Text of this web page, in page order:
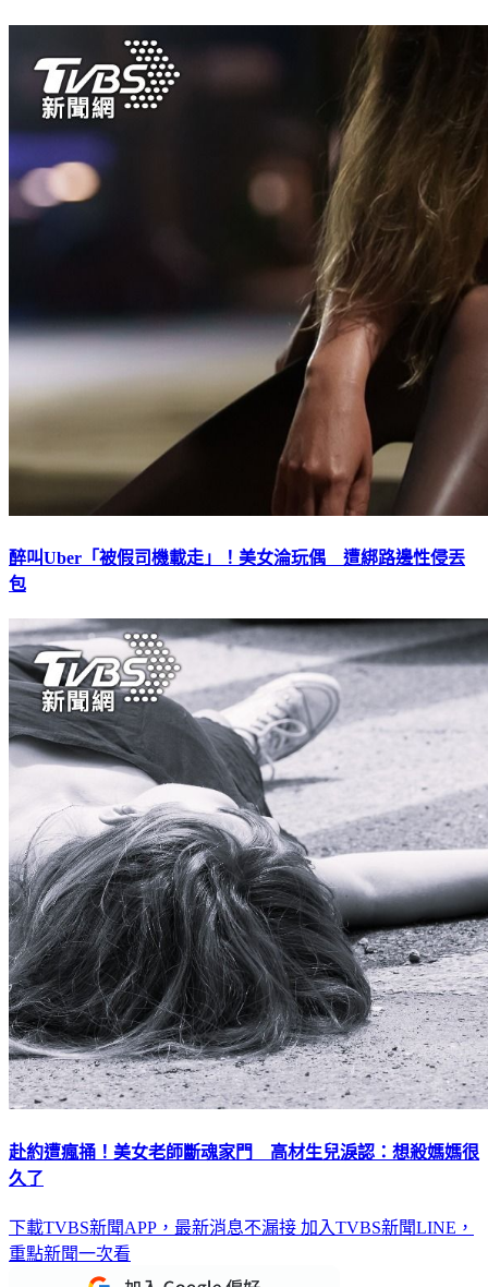
醉叫Uber「被假司機載走」！美女淪玩偶 遭綁路邊性侵丟
包
赴約遭瘋捅！美女老師斷魂家門 高材生兒淚認：想殺媽媽很
久了
下載TVBS新聞APP，最新消息不漏接 加入TVBS新聞LINE，
重點新聞一次看